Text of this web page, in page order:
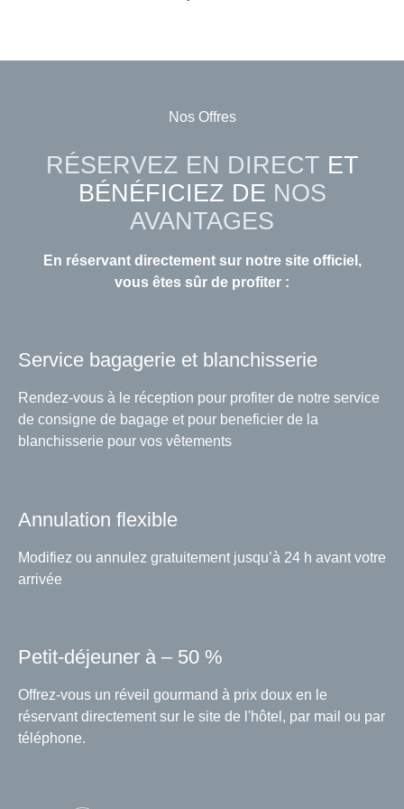
Nos Offres
RÉSERVEZ EN DIRECT ET
BÉNÉFICIEZ DE NOS
AVANTAGES
En réservant directement sur notre site officiel,
vous êtes sûr de profiter :
Service bagagerie et blanchisserie
Rendez-vous à le réception pour profiter de notre service
de consigne de bagage et pour beneficier de la
blanchisserie pour vos vêtements
Annulation flexible
Modifiez ou annulez gratuitement jusqu’à 24 h avant votre
arrivée
Petit-déjeuner à – 50 %
Offrez-vous un réveil gourmand à prix doux en le
réservant directement sur le site de l'hôtel, par mail ou par
téléphone.